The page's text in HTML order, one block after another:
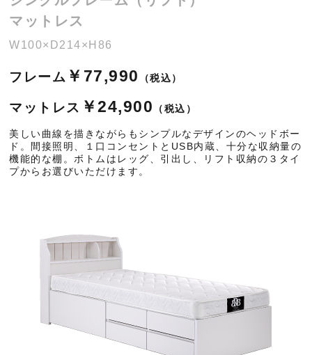
マットレス
W100×D214×H86
フレーム ￥77,990 （税込）
マットレス ￥24,900 （税込）
美しい曲線を描きながらもシンプルなデザインのヘッドボー
ド。間接照明、１口コンセントとUSB内蔵、十分な収納量の
機能的な棚。ボトムはレッグ、引出し、リフト収納の３タイ
プからお選びいただけます。